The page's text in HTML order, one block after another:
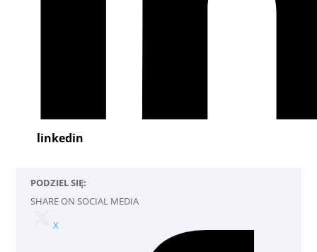
linkedin
PODZIEL SIĘ:
SHARE ON SOCIAL MEDIA
X